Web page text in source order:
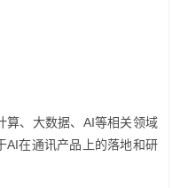
算、大数据、AI等相关领域
AI在通讯产品上的落地和研